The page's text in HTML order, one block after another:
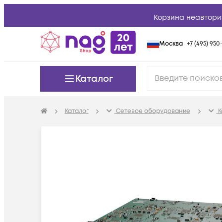
Корзина
Москва +7 (495) 950-
Каталог
Каталог Сетевое оборудование